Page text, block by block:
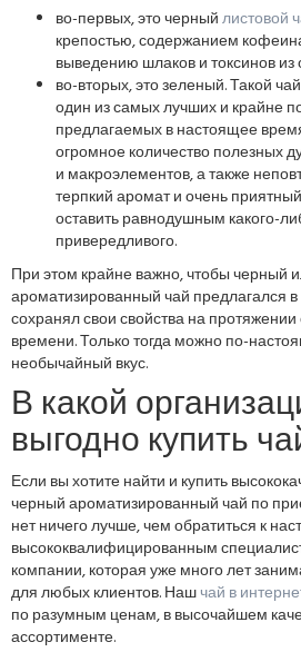
во-первых, это черныйлистовой
крепостью, содержанием
выведению шлаков и токсинов из
во-вторых, это зеленый. Такой
один из самых лучших и крайне
предлагаемых в настоящее
огромное количество полезных
и макроэлементов, а также
терпкий аромат и очень
оставить равнодушным какого-
привередливого.
При этом крайне важно, чтобы черный
ароматизированный чай предлагался
сохранял свои свойства на
времени. Только тогда можно по-
необычайный вкус.
В какой
выгодно купить
Если вы хотите найти и купить
черный ароматизированный чай по
нет ничего лучше, чем обратиться к
высококвалифицированным
компании, которая уже много лет
для любых клиентов. Нашчай в
по разумным ценам, в высочайшем
ассортименте.